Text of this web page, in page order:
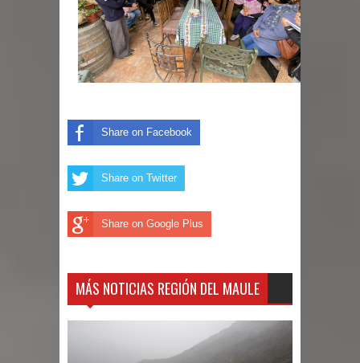
Share on Facebook
Share on Twitter
Share on Google Plus
MÁS NOTICIAS REGIÓN DEL MAULE